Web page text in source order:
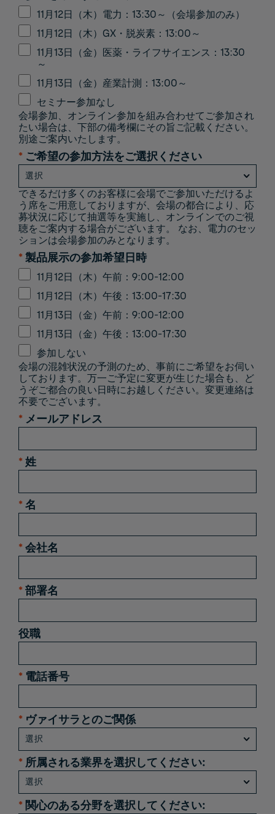
11月12日（木）電力：13:30～（会場参加のみ）
11月12日（木）GX・脱炭素：13:00～
11月13日（金）医薬・ライフサイエンス：13:30
～
11月13日（金）産業計測：13:00～
セミナー参加なし
会場参加、オンライン参加を組み合わせてご参加され
たい場合は、下部の備考欄にその旨ご記載ください。
別途ご案内いたします。​
* ご希望の参加方法をご選択ください
できるだけ多くのお客様に会場でご参加いただけるよ
う席をご用意しておりますが、会場の都合により、応
募状況に応じて抽選等を実施し、オンラインでのご視
聴をご案内する場合がございます。​ なお、電力のセッ
ションは会場参加のみとなります。​
* 製品展示の参加希望日時
11月12日（木）午前：9:00-12:00
11月12日（木）午後：13:00-17:30
11月13日（金）午前：9:00-12:00
11月13日（金）午後：13:00-17:30
参加しない
会場の混雑状況の予測のため、事前にご希望をお伺い
しております。万一ご予定に変更が生じた場合も、ど
うぞご都合の良い日時にお越しください。変更連絡は
不要でございます。​
* メールアドレス
* 姓
* 名
* 会社名
* 部署名
役職
* 電話番号
* ヴァイサラとのご関係
* 所属される業界を選択してください:
* 関心のある分野を選択してください: